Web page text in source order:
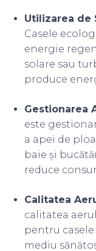
Utilizarea de
Casele
energie
solare sau
produce
Gestionarea
este
a apei de
baie și
reduce
Calitatea
calitatea
pentru
mediu